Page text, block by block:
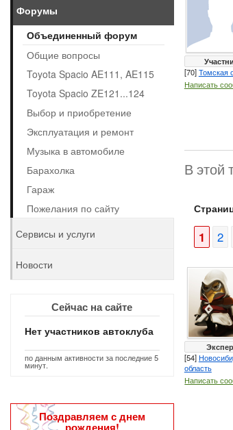
[70]Томская
Написать
В этой
1
2
[54]
область
Написать
Форумы
Объединенный форум
Общие вопросы
Toyota Spacio AE111, AE115
Toyota Spacio ZE121...124
Выбор и приобретение
Эксплуатация и ремонт
Музыка в автомобиле
Барахолка
Гараж
Пожелания по сайту
Сервисы и услуги
Новости
Сейчас на сайте
Нет участников автоклуба
по данным активности за последние 5
минут.
Поздравляем с днем